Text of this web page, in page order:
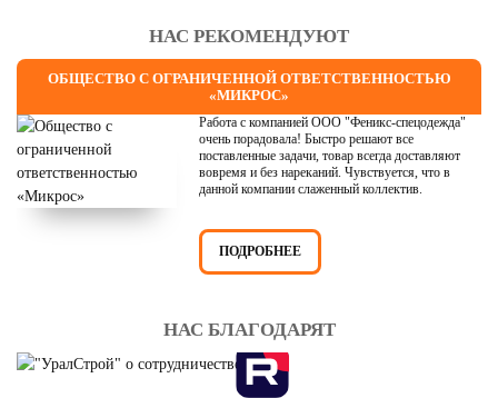
НАС РЕКОМЕНДУЮТ
ОБЩЕСТВО С ОГРАНИЧЕННОЙ ОТВЕТСТВЕННОСТЬЮ
«МИКРОС»
Работа с компанией ООО "Феникс-спецодежда"
очень порадовала! Быстро решают все
поставленные задачи, товар всегда доставляют
вовремя и без нареканий. Чувствуется, что в
данной компании слаженный коллектив.
ПОДРОБНЕЕ
НАС БЛАГОДАРЯТ